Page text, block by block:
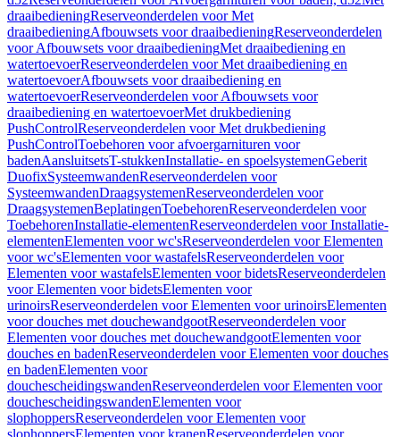
draaibedieningReserveonderdelen voor Met
draaibedieningAfbouwsets voor draaibedieningReserveonderdelen
voor Afbouwsets voor draaibedieningMet draaibediening en
watertoevoerReserveonderdelen voor Met draaibediening en
watertoevoerAfbouwsets voor draaibediening en
watertoevoerReserveonderdelen voor Afbouwsets voor
draaibediening en watertoevoerMet drukbediening
PushControlReserveonderdelen voor Met drukbediening
PushControlToebehoren voor afvoergarnituren voor
badenAansluitsetsT-stukkenInstallatie- en spoelsystemenGeberit
DuofixSysteemwandenReserveonderdelen voor
SysteemwandenDraagsystemenReserveonderdelen voor
DraagsystemenBeplatingenToebehorenReserveonderdelen voor
ToebehorenInstallatie-elementenReserveonderdelen voor Installatie-
elementenElementen voor wc'sReserveonderdelen voor Elementen
voor wc'sElementen voor wastafelsReserveonderdelen voor
Elementen voor wastafelsElementen voor bidetsReserveonderdelen
voor Elementen voor bidetsElementen voor
urinoirsReserveonderdelen voor Elementen voor urinoirsElementen
voor douches met douchewandgootReserveonderdelen voor
Elementen voor douches met douchewandgootElementen voor
douches en badenReserveonderdelen voor Elementen voor douches
en badenElementen voor
douchescheidingswandenReserveonderdelen voor Elementen voor
douchescheidingswandenElementen voor
slophoppersReserveonderdelen voor Elementen voor
slophoppersElementen voor kranenReserveonderdelen voor